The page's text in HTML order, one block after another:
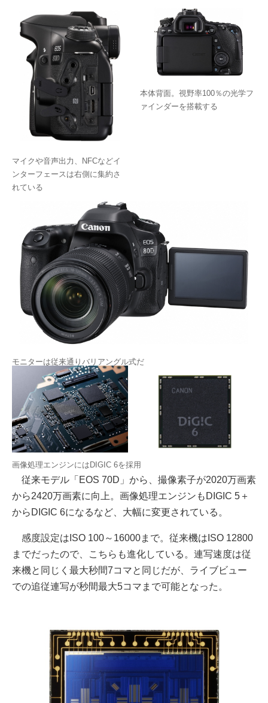
マイクや音声出力、NFCなどイ
ンターフェースは右側に集約さ
れている
本体背面。視野率100％の光学フ
ァインダーを搭載する
モニターは従来通りバリアングル式だ
画像処理エンジンにはDIGIC 6を採用
従来モデル「EOS 70D」から、撮像素子が2020万画素
から2420万画素に向上。画像処理エンジンもDIGIC 5＋
からDIGIC 6になるなど、大幅に変更されている。
感度設定はISO 100～16000まで。従来機はISO 12800
までだったので、こちらも進化している。連写速度は従
来機と同じく最大秒間7コマと同じだが、ライブビュー
での追従連写が秒間最大5コマまで可能となった。